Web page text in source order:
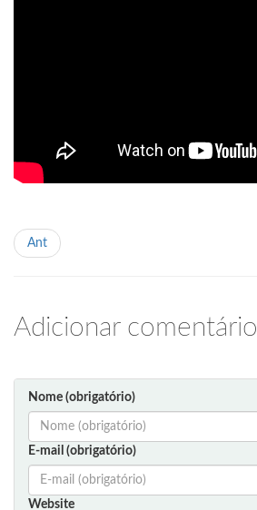
Ant
Adicionar comentário
Nome (obrigatório)
E-mail (obrigatório)
Website